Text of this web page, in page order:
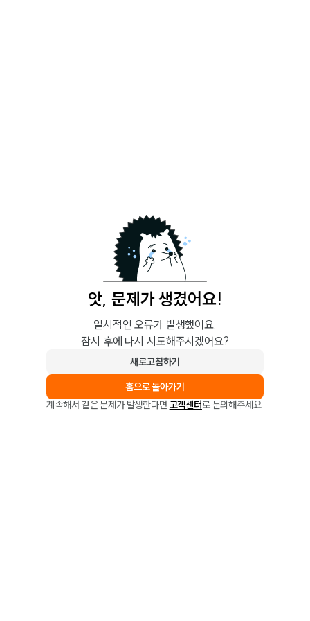
앗, 문제가 생겼어요!
일시적인 오류가 발생했어요.
잠시 후에 다시 시도해주시겠어요?
새로고침하기
홈으로 돌아가기
계속해서 같은 문제가 발생한다면 고객센터로 문의해주세요.